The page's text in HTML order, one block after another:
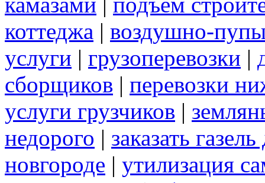
коттеджа | воздушно-
услуги | грузоперевозки |
сборщиков | перевозки
услуги грузчиков |
недорого | заказать
новгороде | утилизация